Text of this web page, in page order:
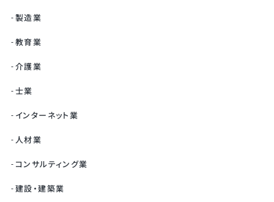
製造業
教育業
介護業
士業
インターネット業
人材業
コンサルティング業
建設・建築業